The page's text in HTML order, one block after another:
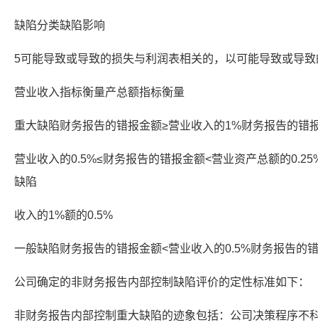
缺陷分类缺陷影响
5可能导致或导致的损失与利润表相关的，以可能导致或导
营业收入指标衡量产总额指标衡量
重大缺陷财务报告的错报金额≥营业收入的1%财务报告的错
营业收入的0.5%≤财务报告的错报金额<营业资产总额的
缺陷
收入的1%额的0.5%
一般缺陷财务报告的错报金额<营业收入的0.5%财务报告的
公司确定的非财务报告内部控制缺陷评价的定性标准如下：
非财务报告内部控制重大缺陷的迹象包括：公司决策程序不